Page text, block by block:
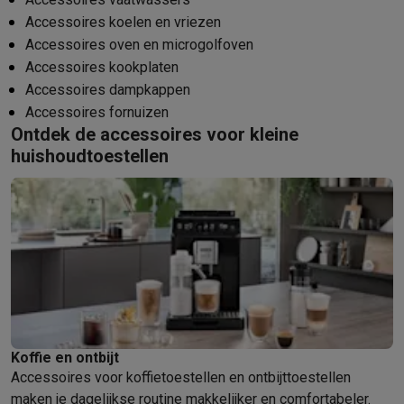
Refurbished
Refurbished smartphonesRefurbished tablets
Huishouden
Wasmachines met ecocheques
Kleine keukentoestellen
Kleine keukentoestellen met ecochequesKoffiemachines met
Grote keukentoestellen
Vaatwassers met ecocheques Koelkasten met ecocheques
Airco
Airco's met ecocheques
TV & audio
Bluetooth speakers met ecocheques
Multimedia & telefonie
Smartphones met ecochequesTablets met ecocheques
Elektrische steps met ecocheques
Eco initiatieven
Impact Energie besparenRecycleer je oud elektro
Accessoires koelen en vriezen
Accessoires oven en microgolfoven
Accessoires kookplaten
Accessoires dampkappen
Accessoires fornuizen
Ontdek de accessoires voor kleine
huishoudtoestellen
Koffie en ontbijt
Accessoires voor koffietoestellen en ontbijttoestellen
maken je dagelijkse routine makkelijker en comfortabeler.